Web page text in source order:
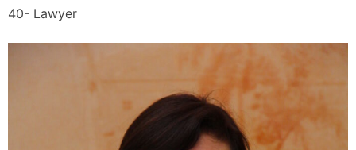
40- Lawyer